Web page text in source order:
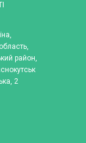
район,
2